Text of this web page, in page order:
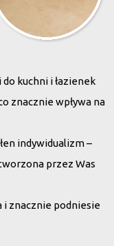
kuchni i łazienek
znacznie wpływa na
indywidualizm –
przez Was
i znacznie podniesie